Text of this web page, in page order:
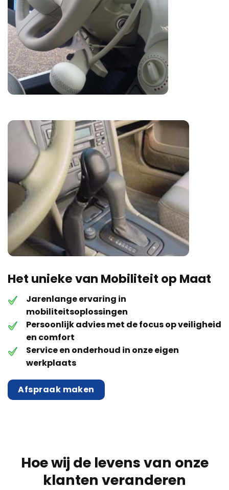
Het unieke van Mobiliteit op Maat
Jarenlange ervaring in
mobiliteitsoplossingen
Persoonlijk advies met de focus op veiligheid
en comfort
Service en onderhoud in onze eigen
werkplaats
Afspraak maken
Hoe wij de levens van onze
klanten veranderen